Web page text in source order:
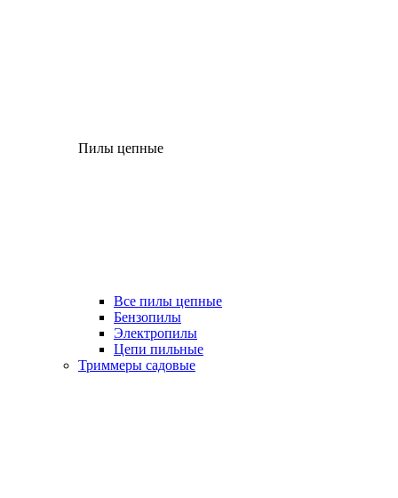
Пилы цепные
Все пилы цепные
Бензопилы
Электропилы
Цепи пильные
Триммеры садовые